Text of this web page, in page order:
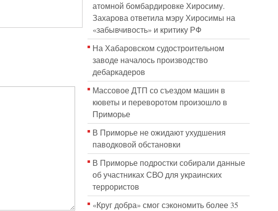
атомной бомбардировке Хиросиму.
Захарова ответила мэру Хиросимы на
«забывчивость» и критику РФ
На Хабаровском судостроительном
заводе началось производство
дебаркадеров
Массовое ДТП со съездом машин в
кюветы и переворотом произошло в
Приморье
В Приморье не ожидают ухудшения
паводковой обстановки
В Приморье подростки собирали данные
об участниках СВО для украинских
террористов
«Круг добра» смог сэкономить более 35